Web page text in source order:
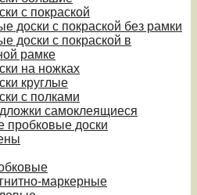
с покраской
доски с покраской без рамки
доски с покраской в
рамке
на ножках
круглые
с полками
самоклеящиеся
пробковые доски
маркерные